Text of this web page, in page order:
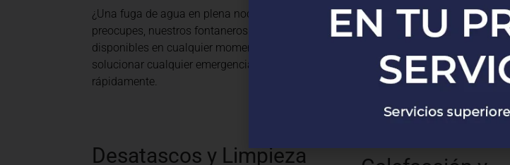
¿Una fuga de agua en plena noche? No te
preocupes, nuestros fontaneros están
disponibles en cualquier momento para
solucionar cualquier emergencia
rápidamente.
Desde la instalación de grifos
nuestros expertos se
precisión y profesionalismo.
Desatascos y Limpieza